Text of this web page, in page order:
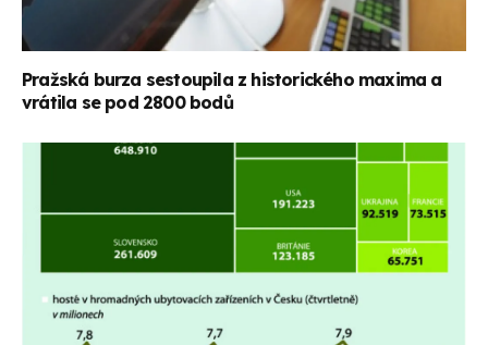
Pražská burza sestoupila z historického maxima a
vrátila se pod 2800 bodů